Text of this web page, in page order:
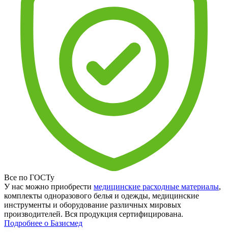
Все по ГОСТу
У нас можно приобрести медицинские расходные материалы,
комплекты одноразового белья и одежды, медицинские
инструменты и оборудование различных мировых
производителей. Вся продукция сертифицирована.
Подробнее о Базисмед